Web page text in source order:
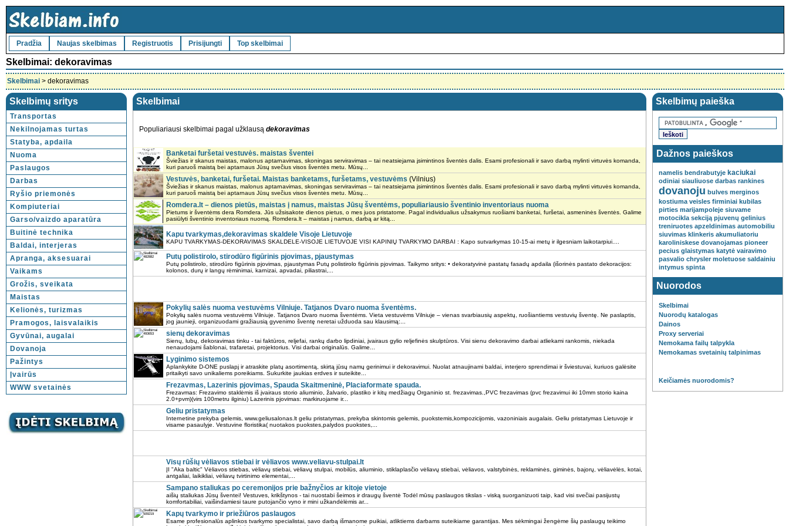
Pradžia Naujas skelbimas Registruotis Prisijungti Top skelbimai
Skelbimai: dekoravimas
Skelbimai > dekoravimas
Skelbimų sritys
Transportas
Nekilnojamas turtas
Statyba, apdaila
Nuoma
Paslaugos
Darbas
Ryšio priemonės
Kompiuteriai
Garso/vaizdo aparatūra
Buitinė technika
Baldai, interjeras
Apranga, aksesuarai
Vaikams
Grožis, sveikata
Maistas
Kelionės, turizmas
Pramogos, laisvalaikis
Gyvūnai, augalai
Dovanoja
Pažintys
Įvairūs
WWW svetainės
Skelbimai
Populiariausi skelbimai pagal užklausą dekoravimas
Banketai furšetai vestuvės. maistas šventei
Šviežias ir skanus maistas, malonus aptarnavimas, skoningas serviravimas – tai neatsiejama įsimintinos šventės dalis. Esami profesionali ir savo darbą mylinti virtuvės komanda,
kuri paruoš maistą bei aptarnaus Jūsų svečius visos šventės metu. Mūsų...
Vestuvės, banketai, furšetai. Maistas banketams, furšetams, vestuvėms (Vilnius)
Šviežias ir skanus maistas, malonus aptarnavimas, skoningas serviravimas – tai neatsiejama įsimintinos šventės dalis. Esami profesionali ir savo darbą mylinti virtuvės komanda,
kuri paruoš maistą bei aptarnaus Jūsų svečius visos šventės metu. Mūsų...
Romdera.lt – dienos pietūs, maistas į namus, maistas Jūsų šventėms, populiariausio šventinio inventoriaus nuoma
Pietums ir šventėms dera Romdera. Jūs užsisakote dienos pietus, o mes juos pristatome. Pagal individualius užsakymus ruošiami banketai, furšetai, asmeninės šventės. Galime
pasiūlyti šventinio inventoriaus nuomą. Romdera.lt – maistas į namus, darbą ar kitą...
Kapu tvarkymas,dekoravimas skaldele Visoje Lietuvoje
KAPU TVARKYMAS-DEKORAVIMAS SKALDELE-VISOJE LIETUVOJE VISI KAPINIŲ TVARKYMO DARBAI : Kapo sutvarkymas 10-15-ai metų ir ilgesniam laikotarpiui....
Putų polistirolo, stirodūro figūrinis pjovimas, pjaustymas
Putų polistirolo, stirodūro figūrinis pjovimas, pjaustymas Putų polistirolo figūrinis pjovimas. Taikymo sritys: • dekoratyvinė pastatų fasadų apdaila (išorinės pastato dekoracijos:
kolonos, durų ir langų rėminimai, karnizai, apvadai, piliastrai,...
Pokylių salės nuoma vestuvėms Vilniuje. Tatjanos Dvaro nuoma šventėms.
Pokylių salės nuoma vestuvėms Vilniuje. Tatjanos Dvaro nuoma šventėms. Vieta vestuvėms Vilniuje – vienas svarbiausių aspektų, ruošiantiems vestuvių šventę. Ne paslaptis,
jog jaunieji, organizuodami gražiausią gyvenimo šventę neretai užduoda sau klausimą:...
sienų dekoravimas
Sienų, lubų, dekoravimas tinku - tai faktūros, reljefai, rankų darbo lipdiniai, įvairaus gylio reljefinės skulptūros. Visi sienu dekoravimo darbai atliekami rankomis, niekada
nenaudojami šablonai, trafaretai, projektorius. Visi darbai originalūs. Galime...
Lyginimo sistemos
Aplankykite D-ONE puslapį ir atraskite platų asortimentą, skirtą jūsų namų gerinimui ir dekoravimui. Nuolat atnaujinami baldai, interjero sprendimai ir šviestuvai, kuriuos galėsite
pritaikyti savo unikaliems poreikiams. Sukurkite jaukias erdves ir suteikite...
Frezavmas, Lazerinis pjovimas, Spauda Skaitmeninė, Placiaformate spauda.
Frezavmas: Frezavimo staklėmis iš įvairaus storio aliuminio, žalvario, plastiko ir kitų medžiagų Organinio st. frezavimas.,PVC frezavimas (pvc frezavimui iki 10mm storio kaina
2.0+pvm)(virs 100metru ilginiu) Lazerinis pjovimas: markiruojame ir...
Geliu pristatymas
Internetine prekyba gelemis, www.geliusalonas.lt geliu pristatymas, prekyba skintomis gelemis, puokstemis,kompozicijomis, vazoniniais augalais. Geliu pristatymas Lietuvoje ir
visame pasaulyje. Vestuvine floristika( nuotakos puokstes,palydos puokstes,...
Visų rūšių vėliavos stiebai ir vėliavos www.veliavu-stulpai.lt
ĮI "Aka baltic" Vėliavos stiebas, vėliavų stiebai, vėliavų stulpai, mobilūs, aliuminio, stiklaplasčio vėliavų stiebai, vėliavos, valstybinės, reklaminės, giminės, bajorų, vėliavėlės, kotai,
antgaliai, laikikliai, vėliavų tvirtinimo elementai,...
Sampano staliukas po ceremonijos prie bažnyčios ar kitoje vietoje
aišių staliukas Jūsų šventei! Vestuves, krikštynos - tai nuostabi šeimos ir draugų šventė Todėl mūsų paslaugos tikslas - viską suorganizuoti taip, kad visi svečiai pasijustų
komfortabiliai, vaišindamiesi taure putojančio vyno ir mini užkandėlėmis ar...
Kapų tvarkymo ir priežiūros paslaugos
Esame profesionalūs aplinkos tvarkymo specialistai, savo darbą išmanome puikiai, atliktiems darbams suteikiame garantijas. Mes sėkmingai žengėme šių paslaugų teikimo
Skelbimų paieška
Dažnos paieškos
namelis bendrabutyje kaciukai
odiniai siauliuose darbas rankines
dovanoju bulves merginos
kostiuma veisles firminiai kubilas
pirties marijampoleje siuvame
motocikla sekciją pjuvenų gelinius
treniruotes apzeldinimas automobiliu
siuvimas klinkeris akumuliatoriu
karoliniskese dovanojamas pioneer
pecius glaistymas katytė vairavimo
pasvalio chrysler moletuose saldainiu
intymus spinta
Nuorodos
Skelbimai
Nuorodų katalogas
Dainos
Proxy serveriai
Nemokama failų talpykla
Nemokamas svetainių talpinimas
Keičiamės nuorodomis?